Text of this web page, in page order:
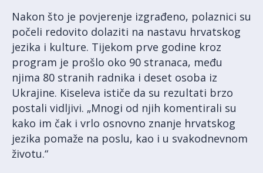
Nakon što je povjerenje izgrađeno, polaznici su
počeli redovito dolaziti na nastavu hrvatskog
jezika i kulture. Tijekom prve godine kroz
program je prošlo oko 90 stranaca, među
njima 80 stranih radnika i deset osoba iz
Ukrajine. Kiseleva ističe da su rezultati brzo
postali vidljivi. „Mnogi od njih komentirali su
kako im čak i vrlo osnovno znanje hrvatskog
jezika pomaže na poslu, kao i u svakodnevnom
životu.“